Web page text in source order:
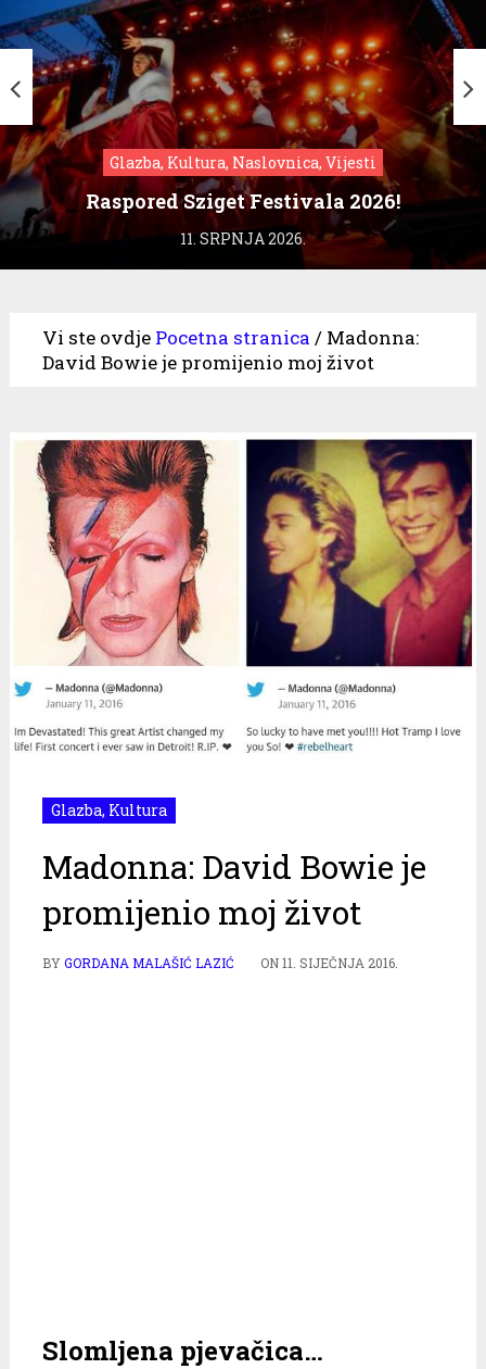
Glazba, Kultura, Naslovnica, Vijesti
Raspored Sziget Festivala 2026!
11. SRPNJA 2026.
Vi ste ovdje Pocetna stranica / Madonna:
David Bowie je promijenio moj život
Glazba, Kultura
Madonna: David Bowie je
promijenio moj život
BYGORDANA MALAŠIĆ LAZIĆ ON11. SIJEČNJA 2016.
Slomljena pjevačica…